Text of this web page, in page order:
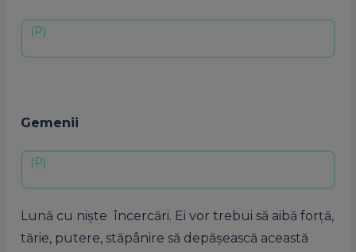
Gemenii
Lună cu niște încercări. Ei vor trebui să aibă forță,
tărie, putere, stăpânire să depășească această